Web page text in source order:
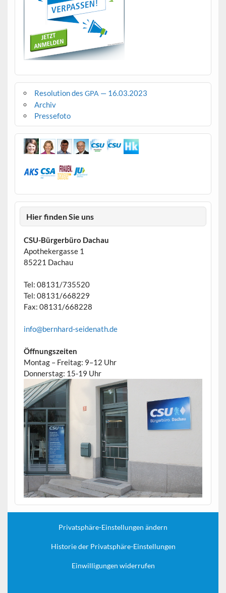
Resolution des GPA — 16.03.2023
Archiv
Pressefoto
Hier finden Sie uns
CSU-Bürgerbüro Dachau
Apothekergasse 1
85221 Dachau
Tel: 08131/735520
Tel: 08131/668229
Fax: 08131/668228
info@bernhard-seidenath.de
Öffnungszeiten
Montag – Freitag: 9–12 Uhr
Donnerstag: 15-19 Uhr
Privatsphäre-Einstellungen ändern
Historie der Privatsphäre-Einstellungen
Einwilligungen widerrufen